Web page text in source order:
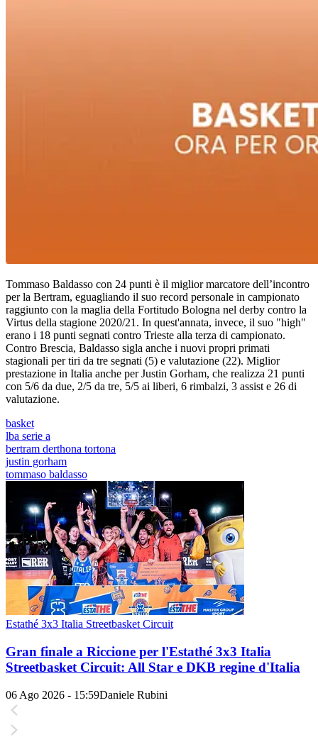
Tommaso Baldasso con 24 punti è il miglior marcatore dell’incontro
per la Bertram, eguagliando il suo record personale in campionato
raggiunto con la maglia della Fortitudo Bologna nel derby contro la
Virtus della stagione 2020/21. In quest'annata, invece, il suo "high"
erano i 18 punti segnati contro Trieste alla terza di campionato.
Contro Brescia, Baldasso sigla anche i nuovi propri primati
stagionali per tiri da tre segnati (5) e valutazione (22). Miglior
prestazione in Italia anche per Justin Gorham, che realizza 21 punti
con 5/6 da due, 2/5 da tre, 5/5 ai liberi, 6 rimbalzi, 3 assist e 26 di
valutazione.
basket
lba serie a
bertram derthona tortona
justin gorham
tommaso baldasso
Estathé 3x3 Italia Streetbasket Circuit
Gran finale a Riccione per l'Estathé 3x3 Italia
Streetbasket Circuit: All Star e DKB regine d'Italia
06 Ago 2026 - 15:59Daniele Rubini